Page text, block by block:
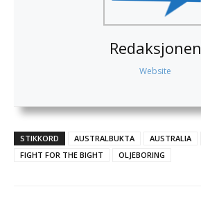
Redaksjonen
Website
STIKKORD AUSTRALBUKTA AUSTRALIA
FIGHT FOR THE BIGHT
OLJEBORING